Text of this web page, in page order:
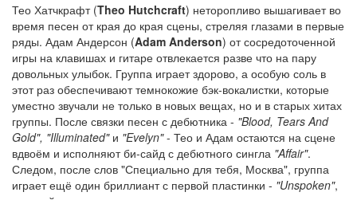
Тео Хатчкрафт (Theo Hutchcraft) неторопливо вышагивает во
время песен от края до края сцены, стреляя глазами в первые
ряды. Адам Андерсон (Adam Anderson) от сосредоточенной
игры на клавишах и гитаре отвлекается разве что на пару
довольных улыбок. Группа играет здорово, а особую соль в
этот раз обеспечивают темнокожие бэк-вокалистки, которые
уместно звучали не только в новых вещах, но и в старых хитах
группы. После связки песен с дебютника - "Blood, Tears And
Gold", "Illuminated"и "Evelyn"- Тео и Адам остаются на сцене
вдвоём и исполняют би-сайд с дебютного сингла "Affair".
Следом, после слов "Специально для тебя, Москва", группа
играет ещё один бриллиант с первой пластинки - "Unspoken",